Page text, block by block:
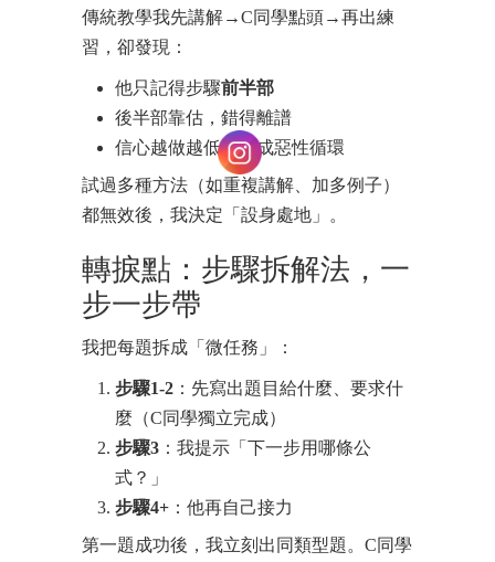
傳統教學我先講解→C同學點頭→再出練
習，卻發現：
他只記得步驟前半部
後半部靠估，錯得離譜
信心越做越低，形成惡性循環
試過多種方法（如重複講解、加多例子）
都無效後，我決定「設身處地」。
轉捩點：步驟拆解法，一
步一步帶
我把每題拆成「微任務」：
步驟1-2 ：先寫出題目給什麼、要求什
麼（C同學獨立完成）
步驟3 ：我提示「下一步用哪條公
式？」
步驟4+ ：他再自己接力
第一題成功後，我立刻出同類型題。C同學